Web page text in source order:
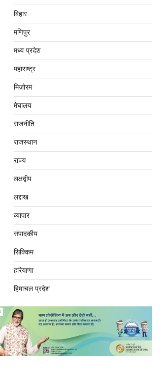
बिहार
मणिपुर
मध्‍य प्रदेश
महाराष्‍ट्र
मिज़ोरम
मेघालय
राजनीति
राजस्थान
राज्य
लक्षद्वीप
लद्दाख
व्यापार
संपादकीय
सिक्किम
हरियाणा
हिमाचल प्रदेश